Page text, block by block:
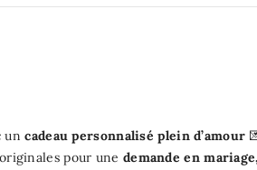
uncadeau personnalisé plein d’amour
pour une demande en